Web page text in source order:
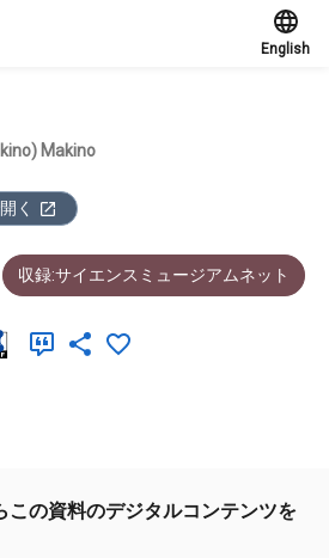
English
Makino
く
収録:サイエンスミュージアムネット
この資料のデジタルコンテンツを